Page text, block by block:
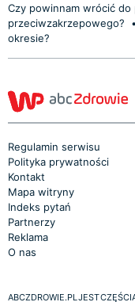
Czy powinnam wrócić do
przeciwzakrzepowego?
•
okresie?
Regulamin serwisu
Polityka prywatności
Kontakt
Mapa witryny
Indeks pytań
Partnerzy
Reklama
O nas
ABCZDROWIE.PL JEST